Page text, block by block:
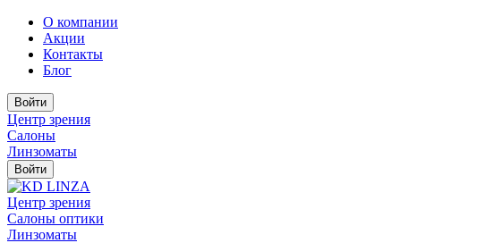
О компании
Акции
Контакты
Блог
Войти
Центр зрения
Салоны
Линзоматы
Войти
Центр зрения
Cалоны оптики
Линзоматы